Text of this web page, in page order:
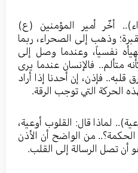
أخّر أمير المؤمنين (ع)
وذهب إلى الصحراء، ربما
نفسياً، وعندما وصل إلى
متألم.. فالإنسان عندما يرى
قلبه.. فإذن، إن أحدنا إذا أراد
الحركة التي توجب الرقة.
لماذا قال: القلوب أوعية،
من الواضح أن الأذن
أن تصل الرسالة إلى القلب.